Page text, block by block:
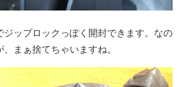
ジップロックっぽく開封できます。なの
まぁ捨てちゃいますね。